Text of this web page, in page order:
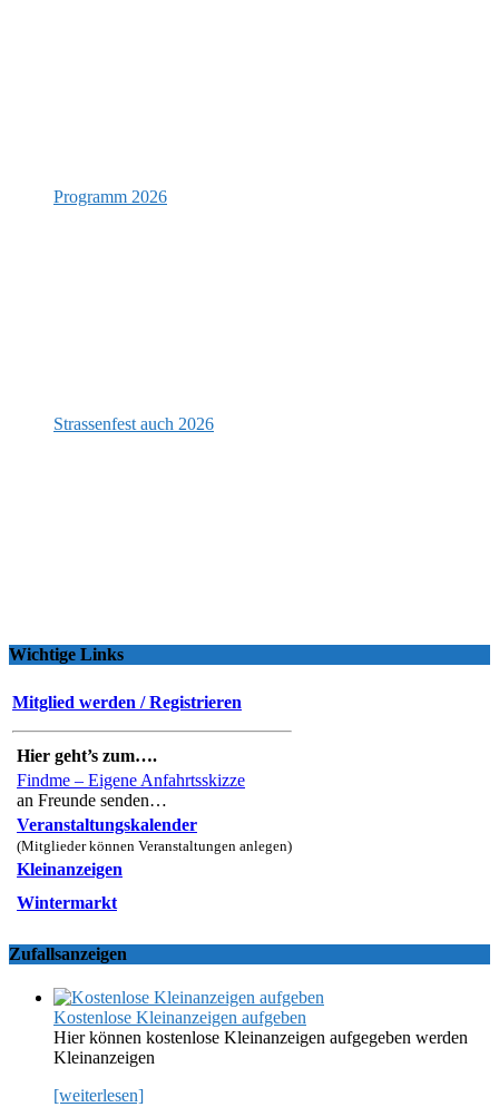
Programm 2026
Strassenfest auch 2026
Wichtige Links
Mitglied werden / Registrieren
Hier geht’s zum….
Findme – Eigene Anfahrtsskizze
an Freunde senden…
Veranstaltungskalender
(Mitglieder können Veranstaltungen anlegen)
Kleinanzeigen
Wintermarkt
Zufallsanzeigen
Kostenlose Kleinanzeigen aufgeben
Hier können kostenlose Kleinanzeigen aufgegeben werden
Kleinanzeigen
[weiterlesen]